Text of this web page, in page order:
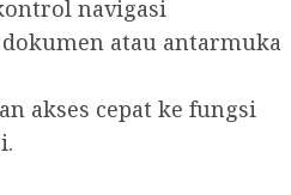
navigasi
atau antarmuka
akses cepat ke fungsi